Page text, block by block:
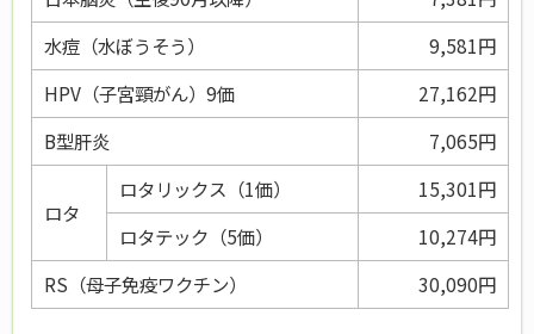
水痘（水ぼうそう）
9,581円
HPV（子宮頸がん）9価
27,162円
B型肝炎
7,065円
ロタ
ロタリックス（1価）
15,301円
ロタテック（5価）
10,274円
RS（母子免疫ワクチン）
30,090円